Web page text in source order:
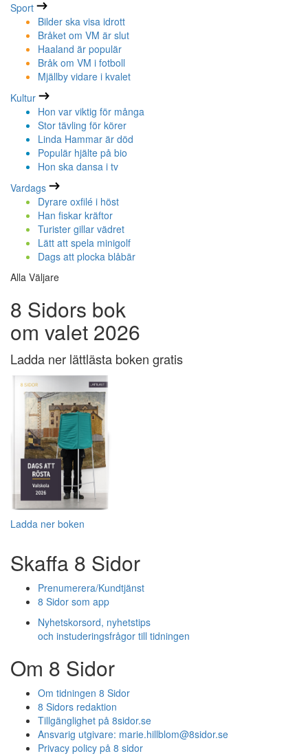
Sport
Bilder ska visa idrott
Bråket om VM är slut
Haaland är populär
Bråk om VM i fotboll
Mjällby vidare i kvalet
Kultur
Hon var viktig för många
Stor tävling för körer
Linda Hammar är död
Populär hjälte på bio
Hon ska dansa i tv
Vardags
Dyrare oxfilé i höst
Han fiskar kräftor
Turister gillar vädret
Lätt att spela minigolf
Dags att plocka blåbär
Alla Väljare
8 Sidors bok
om valet 2026
Ladda ner lättlästa boken gratis
Ladda ner boken
Skaffa 8 Sidor
Prenumerera/Kundtjänst
8 Sidor som app
Nyhetskorsord, nyhetstips
och instuderingsfrågor till tidningen
Om 8 Sidor
Om tidningen 8 Sidor
8 Sidors redaktion
Tillgänglighet på 8sidor.se
Ansvarig utgivare: marie.hillblom@8sidor.se
Privacy policy på 8 sidor